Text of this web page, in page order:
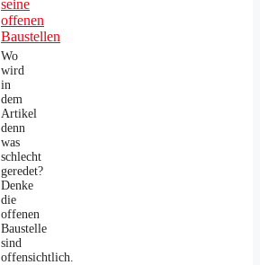
seine
offenen
Baustellen
Wo
wird
in
dem
Artikel
denn
was
schlecht
geredet?
Denke
die
offenen
Baustelle
sind
offensichtlich.